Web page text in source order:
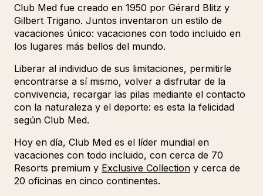
Club Med fue creado en 1950 por Gérard Blitz y
Gilbert Trigano. Juntos inventaron un estilo de
vacaciones único: vacaciones con todo incluido en
los lugares más bellos del mundo.
Liberar al individuo de sus limitaciones, permitirle
encontrarse a sí mismo, volver a disfrutar de la
convivencia, recargar las pilas mediante el contacto
con la naturaleza y el deporte: es esta la felicidad
según Club Med.
Hoy en día, Club Med es el líder mundial en
vacaciones con todo incluido, con cerca de 70
Resorts premium y Exclusive Collection y cerca de
20 oficinas en cinco continentes.